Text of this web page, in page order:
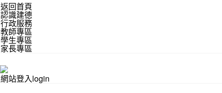
返回首頁
認識建德
行政服務
教師專區
學生專區
家長專區
網站登入login